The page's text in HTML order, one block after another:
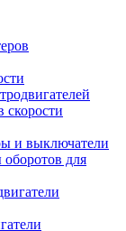
скорости
и выключатели
оборотов для